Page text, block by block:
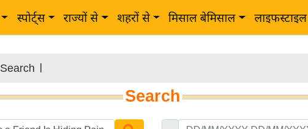
स्पोर्ट्स राज्यों से शहरों से मिसाल बेमिसाल लाइफस्टाइल
Search
Search